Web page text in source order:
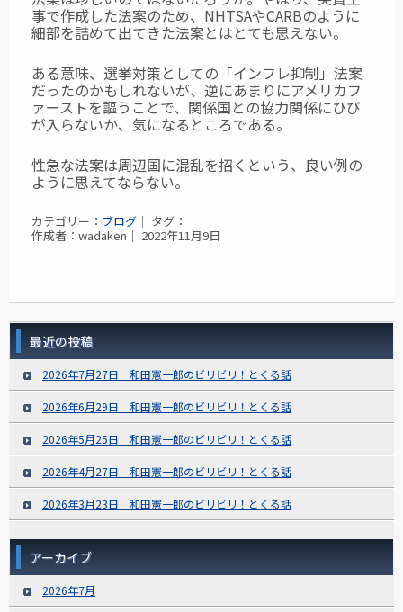
事で作成した法案のため、NHTSAやCARBのように
細部を詰めて出てきた法案とはとても思えない。
ある意味、選挙対策としての「インフレ抑制」法案
だったのかもしれないが、逆にあまりにアメリカフ
ァーストを謳うことで、関係国との協力関係にひび
が入らないか、気になるところである。
性急な法案は周辺国に混乱を招くという、良い例の
ように思えてならない。
カテゴリー： ブログ ｜ タグ：
作成者：wadaken｜ 2022年11月9日
最近の投稿
2026年7月27日 和田憲一郎のビリビリ！とくる話
2026年6月29日 和田憲一郎のビリビリ！とくる話
2026年5月25日 和田憲一郎のビリビリ！とくる話
2026年4月27日 和田憲一郎のビリビリ！とくる話
2026年3月23日 和田憲一郎のビリビリ！とくる話
アーカイブ
2026年7月